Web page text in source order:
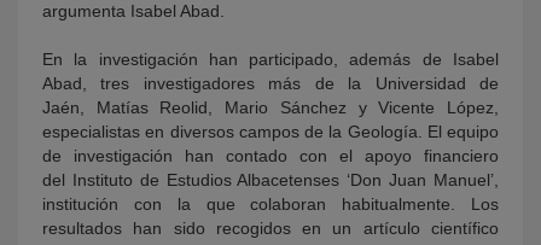
argumenta Isabel Abad.
En la investigación han participado, además de Isabel
Abad, tres investigadores más de la Universidad de
Jaén, Matías Reolid, Mario Sánchez y Vicente López,
especialistas en diversos campos de la Geología. El equipo
de investigación han contado con el apoyo financiero
del Instituto de Estudios Albacetenses ‘Don Juan Manuel’,
institución con la que colaboran habitualmente. Los
resultados han sido recogidos en un artículo científico